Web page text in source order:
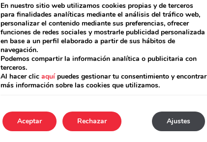
En nuestro sitio web utilizamos cookies propias y de terceros
para finalidades analíticas mediante el análisis del tráfico web,
personalizar el contenido mediante sus preferencias, ofrecer
funciones de redes sociales y mostrarle publicidad personalizada
en base a un perfil elaborado a partir de sus hábitos de
navegación.
Podemos compartir la información analítica o publicitaria con
terceros.
Al hacer clic aquípuedes gestionar tu consentimiento y encontrar
más información sobre las cookies que utilizamos.
Aceptar Ajustes
Rechazar